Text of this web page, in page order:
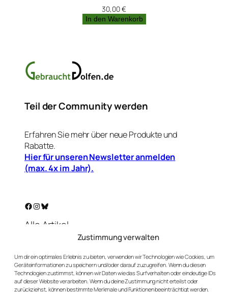
Zustimmung verwalten
Um dir ein optimales Erlebnis zu bieten, verwenden wir Technologien wie Cookies, um
Geräteinformationen zu speichern und/oder darauf zuzugreifen. Wenn du diesen
Technologien zustimmst, können wir Daten wie das Surfverhalten oder eindeutige IDs
auf dieser Website verarbeiten. Wenn du deine Zustimmung nicht erteilst oder
zurückziehst, können bestimmte Merkmale und Funktionen beeinträchtigt werden.
30,00€
In den Warenkorb
Teil der Community werden
Erfahren Sie mehr über neue Produkte und
Rabatte.
Hier für unseren Newsletter anmelden
(max. 4x im Jahr).
Facebook Instagram Bluesky
Alle Artikel
Unser Golf-Blog
Kontakt
AGBs